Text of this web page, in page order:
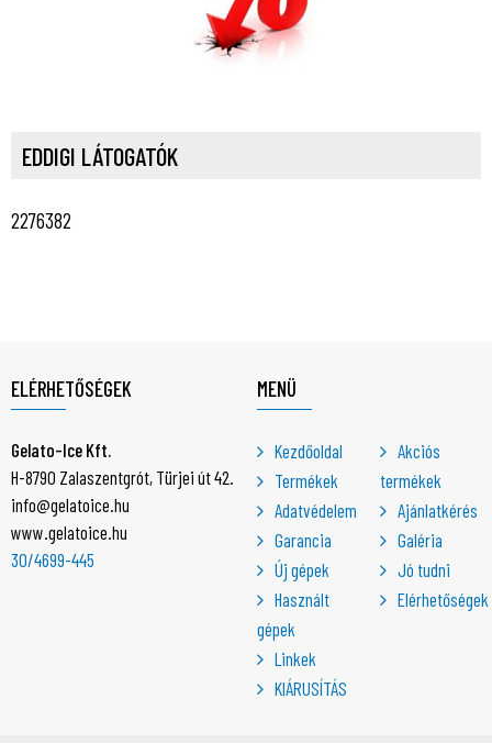
EDDIGI LÁTOGATÓK
2276382
ELÉRHETŐSÉGEK
Gelato-Ice Kft.
H-8790 Zalaszentgrót, Türjei út 42.
info@gelatoice.hu
www.gelatoice.hu
30/4699-445
MENÜ
Kezdőoldal
Termékek
Adatvédelem
Garancia
Új gépek
Használt
gépek
Linkek
KIÁRUSÍTÁS
Akciós
termékek
Ajánlatkérés
Galéria
Jó tudni
Elérhetőségek